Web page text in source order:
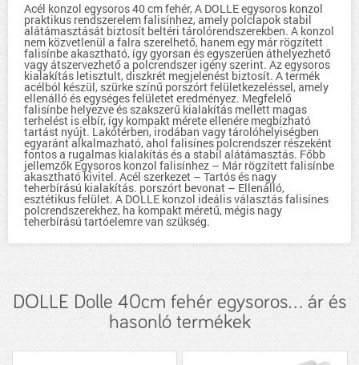
Acél konzol egysoros 40 cm fehér, A DOLLE egysoros konzol
praktikus rendszerelem falisínhez, amely polclapok stabil
alátámasztását biztosít beltéri tárolórendszerekben. A konzol
nem közvetlenül a falra szerelhető, hanem egy már rögzített
falisínbe akasztható, így gyorsan és egyszerűen áthelyezhető
vagy átszervezhető a polcrendszer igény szerint. Az egysoros
kialakítás letisztult, diszkrét megjelenést biztosít. A termék
acélból készül, szürke színű porszórt felületkezeléssel, amely
ellenálló és egységes felületet eredményez. Megfelelő
falisínbe helyezve és szakszerű kialakítás mellett magas
terhelést is elbír, így kompakt mérete ellenére megbízható
tartást nyújt. Lakótérben, irodában vagy tárolóhelyiségben
egyaránt alkalmazható, ahol falisínes polcrendszer részeként
fontos a rugalmas kialakítás és a stabil alátámasztás. Főbb
jellemzők Egysoros konzol falisínhez – Már rögzített falisínbe
akasztható kivitel. Acél szerkezet – Tartós és nagy
teherbírású kialakítás. porszórt bevonat – Ellenálló,
esztétikus felület. A DOLLE konzol ideális választás falisínes
polcrendszerekhez, ha kompakt méretű, mégis nagy
teherbírású tartóelemre van szükség.
DOLLE Dolle 40cm fehér egysoros... ár és
hasonló termékek